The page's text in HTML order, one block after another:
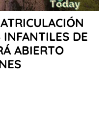
INFANTILES DE
ABIERTO